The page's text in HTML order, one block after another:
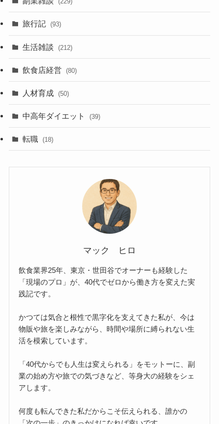
旅行記 (93)
生活雑談 (212)
飲食店経営 (80)
人材育成 (50)
中高年ダイエット (39)
転職 (18)
マック ヒロ
飲食業界25年、東京・世田谷でオーナーも経験した
「現場のプロ」が、40代でゼロから働き方を変えた実
践記です。
かつては気合と根性で黒字化を支えてきた私が、今は
物販や旅を楽しみながら、時間や場所に縛られない生
活を模索しています。
「40代からでも人生は変えられる」をモットーに、副
業の始め方や旅での気づきなど、等身大の経験をシェ
アします。
何度も転んできた私だからこそ伝えられる、誰かの